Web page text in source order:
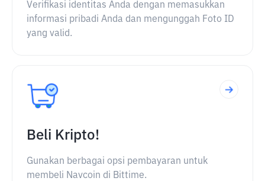
Verifikasi identitas Anda dengan memasukkan
informasi pribadi Anda dan mengunggah Foto ID
yang valid.
Beli Kripto!
Gunakan berbagai opsi pembayaran untuk
membeli Navcoin di Bittime.